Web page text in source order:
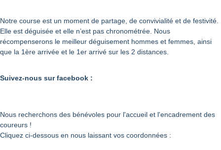
Notre course est un moment de partage, de convivialité et de festivité.
Elle est déguisée et elle n’est pas chronométrée. Nous
récompenserons le meilleur déguisement hommes et femmes, ainsi
que la 1ère arrivée et le 1er arrivé sur les 2 distances.
Suivez-nous sur facebook :
Nous recherchons des bénévoles pour l'accueil et l'encadrement des
coureurs !
Cliquez ci-dessous en nous laissant vos coordonnées :